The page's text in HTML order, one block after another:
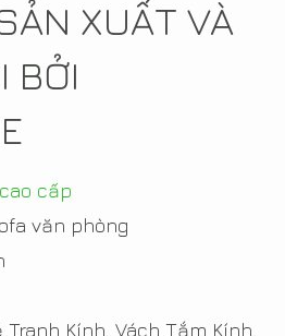
XUẤT VÀ
BỞI
cấp
văn phòng
Kính, Vách Tắm Kính,